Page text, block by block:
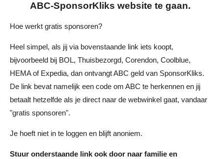
ABC-SponsorKliks website te gaan.
Hoe werkt gratis sponsoren?
Heel simpel, als jij via bovenstaande link iets koopt,
bijvoorbeeld bij BOL, Thuisbezorgd, Corendon, Coolblue,
HEMA of Expedia, dan ontvangt ABC geld van SponsorKliks.
De link bevat namelijk een code om ABC te herkennen en jij
betaalt hetzelfde als je direct naar de webwinkel gaat, vandaar
"gratis sponsoren".
Je hoeft niet in te loggen en blijft anoniem.
Stuur onderstaande link ook door naar familie en